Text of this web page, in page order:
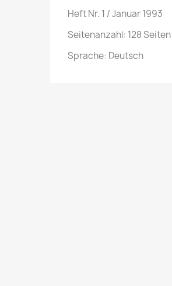
Heft Nr. 1 / Januar 1993
Seitenanzahl: 128 Seiten
Sprache: Deutsch